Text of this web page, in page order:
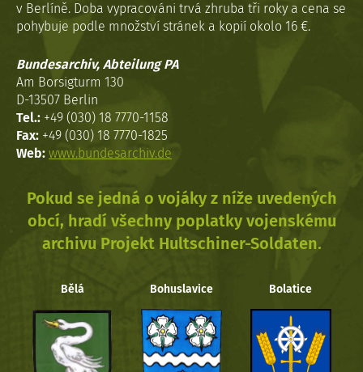
v Berlíně. Doba vypracováni trvá zhruba tři roky a cena se
pohybuje podle množství stránek a kopií okolo 16 €.
Bundesarchiv, Abteilung PA
Am Borsigturm 130
D-13507 Berlin
Tel.: +49 (030) 18 7770-1158
Fax: +49 (030) 18 7770-1825
Web: www.bundesarchiv.de
Pokud se jedná o vojáky z níže uvedených
obcí, hradí všechny poplatky vojenskému
archivu Projekt Hultschiner-Soldaten.
Bělá Bohuslavice Bolatice